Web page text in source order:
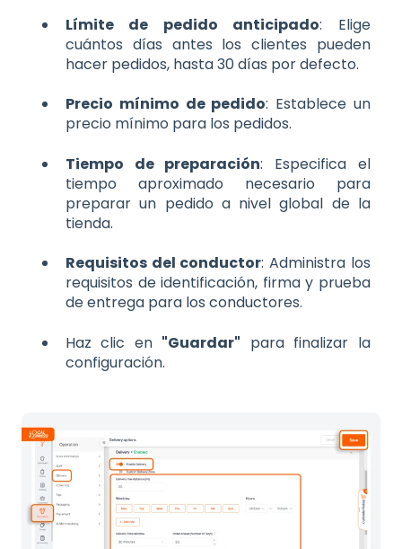
Límite de pedido anticipado: Elige
cuántos días antes los clientes pueden
hacer pedidos, hasta 30 días por defecto.
Precio mínimo de pedido: Establece un
precio mínimo para los pedidos.
Tiempo de preparación: Especifica el
tiempo aproximado necesario para
preparar un pedido a nivel global de la
tienda.
Requisitos del conductor: Administra los
requisitos de identificación, firma y prueba
de entrega para los conductores.
Haz clic en "Guardar" para finalizar la
configuración.